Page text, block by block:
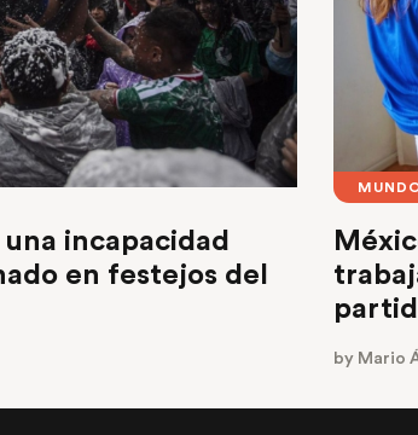
incapacidad
en festejos del
by Mario